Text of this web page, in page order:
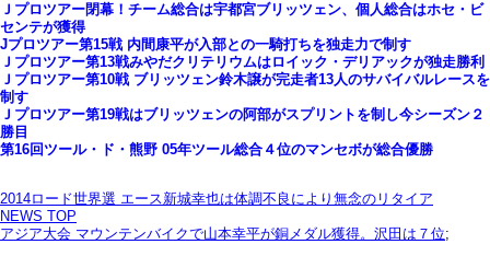
Ｊプロツアー閉幕！チーム総合は宇都宮ブリッツェン、個人総合はホセ・ビ
センテが獲得
Jプロツアー第15戦 内間康平が入部との一騎打ちを独走力で制す
Ｊプロツアー第13戦みやだクリテリウムはロイック・デリアックが独走勝利
Ｊプロツアー第10戦 ブリッツェン鈴木譲が完走者13人のサバイバルレースを
制す
Ｊプロツアー第19戦はブリッツェンの阿部がスプリントを制し今シーズン２
勝目
第16回ツール・ド・熊野 05年ツール総合４位のマンセボが総合優勝
2014ロード世界選 エース新城幸也は体調不良により無念のリタイア
NEWS TOP
アジア大会 マウンテンバイクで山本幸平が銅メダル獲得。沢田は７位;